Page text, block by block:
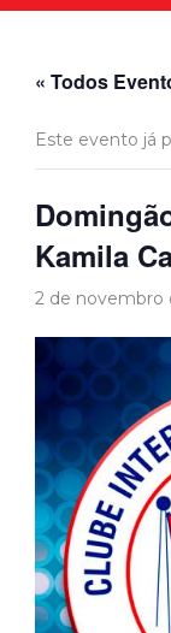
« Todos
Este evento já
Kamila
2 de novembro